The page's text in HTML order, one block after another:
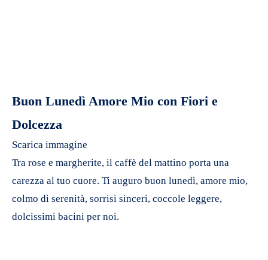
Buon Lunedì Amore Mio con Fiori e
Dolcezza
Scarica immagine
Tra rose e margherite, il caffè del mattino porta una
carezza al tuo cuore. Ti auguro buon lunedì, amore mio,
colmo di serenità, sorrisi sinceri, coccole leggere,
dolcissimi bacini per noi.